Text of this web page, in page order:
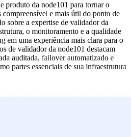
produto da node101 para tornar o
compreensível e mais útil do ponto de
sobre a expertise de validador da
o monitoramento e a qualidade
em uma experiência mais clara para o
de validador da node101 destacam
auditada, failover automatizado e
partes essenciais de sua infraestrutura